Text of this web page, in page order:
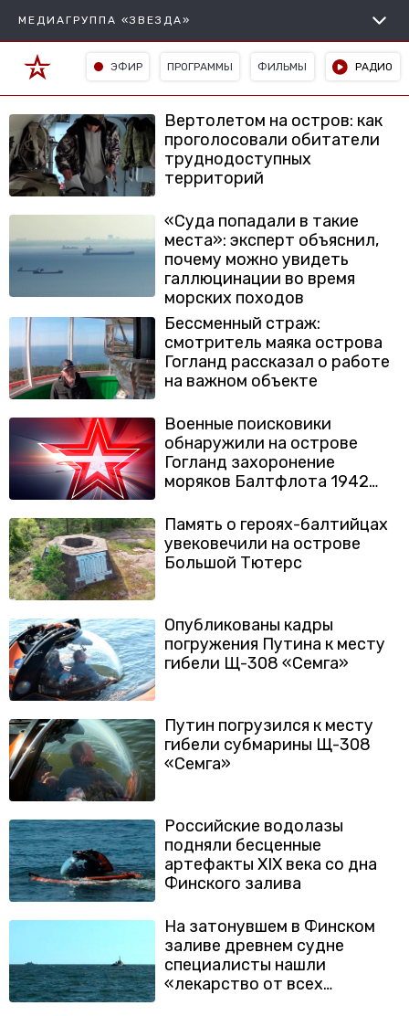
МЕДИАГРУППА «ЗВЕЗДА»
ЭФИР ПРОГРАММЫ ФИЛЬМЫ РАДИО
Вертолетом на остров: как
проголосовали обитатели
труднодоступных
территорий
«Суда попадали в такие
места»: эксперт объяснил,
почему можно увидеть
галлюцинации во время
морских походов
Бессменный страж:
смотритель маяка острова
Гогланд рассказал о работе
на важном объекте
Военные поисковики
обнаружили на острове
Гогланд захоронение
моряков Балтфлота 1942
Память о героях-балтийцах
увековечили на острове
Большой Тютерс
Опубликованы кадры
погружения Путина к месту
гибели Щ-308 «Семга»
Путин погрузился к месту
гибели субмарины Щ-308
«Семга»
Российские водолазы
подняли бесценные
артефакты XIX века со дна
Финского залива
На затонувшем в Финском
заливе древнем судне
специалисты нашли
«лекарство от всех